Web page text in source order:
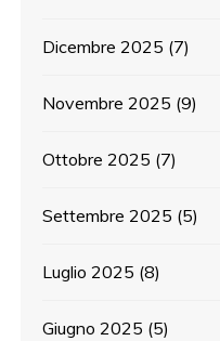
Dicembre 2025 (7)
Novembre 2025 (9)
Ottobre 2025 (7)
Settembre 2025 (5)
Luglio 2025 (8)
Giugno 2025 (5)